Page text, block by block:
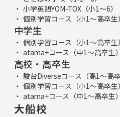
小学英語YOM-TOX（小1～6）
個別学習コース（小1～高卒生）
中学生
個別学習コース（小1～高卒生）
atama+コース（中1～高卒生）
高校・高卒生
駿台Diverseコース（高1～高卒
個別学習コース（小1～高卒生）
atama+コース（中1～高卒生）
大船校